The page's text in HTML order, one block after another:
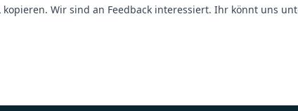
kopieren. Wir sind an Feedback interessiert. Ihr könnt uns